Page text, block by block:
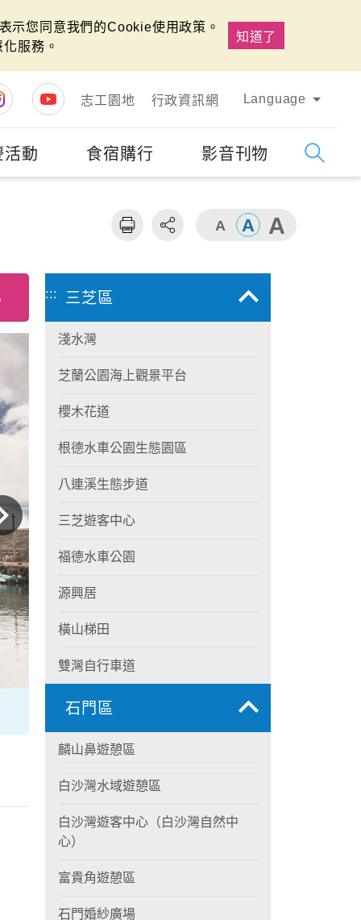
示您同意我們的Cookie使用政策。
服務。
知道了
志工園地 行政資訊網 Language
活動 食宿購行 影音刊物
::: 三芝區
淺水灣
芝蘭公園海上觀景平台
櫻木花道
根德水車公園生態園區
八連溪生態步道
三芝遊客中心
福德水車公園
源興居
橫山梯田
雙灣自行車道
石門區
麟山鼻遊憩區
白沙灣水域遊憩區
白沙灣遊客中心（白沙灣自然中
心）
富貴角遊憩區
石門婚紗廣場